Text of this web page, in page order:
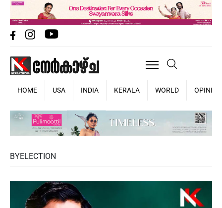
HOME USA INDIA KERALA WORLD OPINION
BYELECTION